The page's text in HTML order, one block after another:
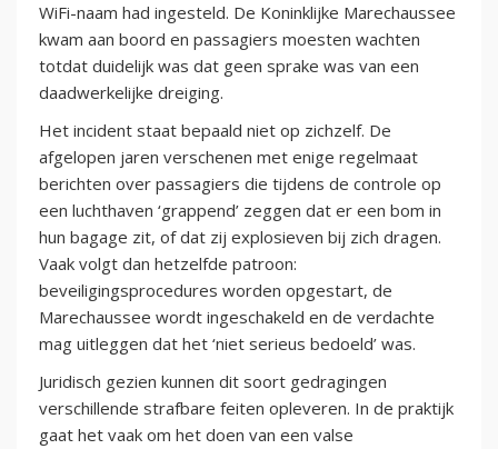
WiFi-naam had ingesteld. De Koninklijke Marechaussee
kwam aan boord en passagiers moesten wachten
totdat duidelijk was dat geen sprake was van een
daadwerkelijke dreiging.
Het incident staat bepaald niet op zichzelf. De
afgelopen jaren verschenen met enige regelmaat
berichten over passagiers die tijdens de controle op
een luchthaven ‘grappend’ zeggen dat er een bom in
hun bagage zit, of dat zij explosieven bij zich dragen.
Vaak volgt dan hetzelfde patroon:
beveiligingsprocedures worden opgestart, de
Marechaussee wordt ingeschakeld en de verdachte
mag uitleggen dat het ‘niet serieus bedoeld’ was.
Juridisch gezien kunnen dit soort gedragingen
verschillende strafbare feiten opleveren. In de praktijk
gaat het vaak om het doen van een valse